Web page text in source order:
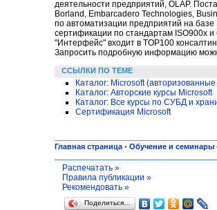
деятельности предприятий, OLAP.
Borland, Embarcadero Technologies,
по автоматизации предприятий на
сертификации по стандартам ISO900x
"Интерфейс" входит в TOP100
Запросить подробную информацию
ССЫЛКИ ПО ТЕМЕ
Каталог: Microsoft
Каталог: Авторские курсы Microsoft
Каталог: Все курсы по СУБД и
Сертификация Microsoft
Главная страница - Обучение и семинары
Распечатать »
Правила публикации »
Рекомендовать »
Поделиться…